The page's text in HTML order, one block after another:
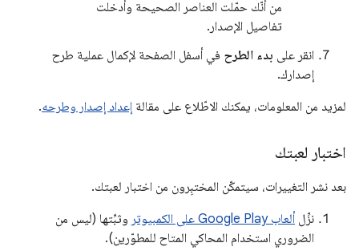
من أنّك حمّلت العناصر الصحيحة وأدخلت
تفاصيل الإصدار.
انقر على بدء الطرح في أسفل الصفحة لإكمال عملية طرح
إصدارك.
لمزيد من المعلومات، يمكنك الاطّلاع على مقالة إعداد إصدار وطرحه.
اختبار لعبتك
بعد نشر التغييرات، سيتمكّن المختبِرون من اختبار لعبتك.
نزِّل ألعاب Google Play على الكمبيوتر
وثبِّتها (ليس من
الضروري استخدام المحاكي المتاح للمطوّرين).